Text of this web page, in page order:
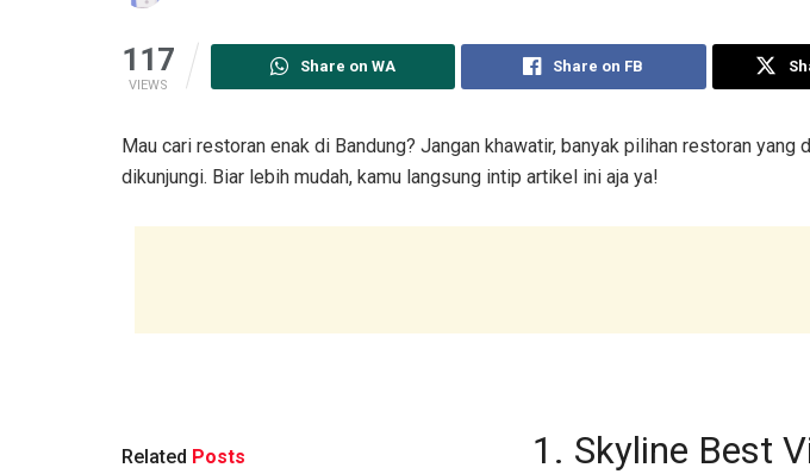
117
VIEWS
Share on WA Share on FB
Mau cari restoran enak di Bandung? Jangan khawatir, banyak pilihan restoran yang
dikunjungi. Biar lebih mudah, kamu langsung intip artikel ini aja ya!
Related Posts 1. Skyline Best